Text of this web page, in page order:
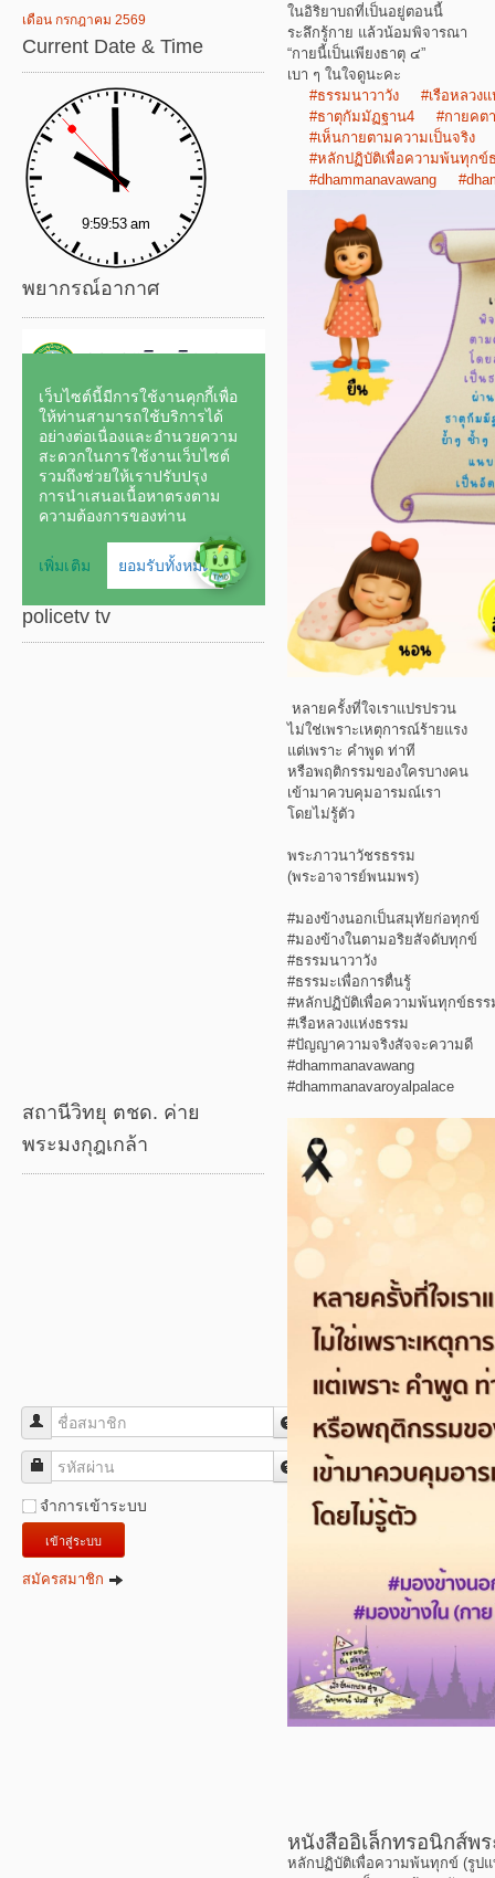
เดือน กรกฎาคม 2569
Current Date & Time
พยากรณ์อากาศ
policetv tv
สถานีวิทยุ ตชด. ค่าย
พระมงกุฎเกล้า
ชื่อสมาชิก
รหัสผ่าน
จำการเข้าระบบ
เข้าสู่ระบบ
สมัครสมาชิก
ในอิริยาบถที่เป็นอยู่ตอนนี้
ระลึกรู้กาย แล้วน้อมพิจารณา
“กายนี้เป็นเพียงธาตุ ๔”
เบา ๆ ในใจดูนะคะ
#ธรรมนาวาวัง
#เรือหลวง
#ธาตุกัมมัฏฐาน4
#กายคต
#เห็นกายตามความเป็นจริง
#หลักปฏิบัติเพื่อความพ้นทุกข์
#dhammanavawang
หลายครั้งที่ใจเราแปรปรวน
ไม่ใช่เพราะเหตุการณ์ร้ายแรง
แต่เพราะ คำพูด ท่าที
หรือพฤติกรรมของใครบางคน
เข้ามาควบคุมอารมณ์เรา
โดยไม่รู้ตัว
พระภาวนาวัชรธรรม
(พระอาจารย์พนมพร)
#มองข้างนอกเป็นสมุทัยก่อทุกข์
#มองข้างในตามอริยสัจดับทุกข์
#ธรรมนาวาวัง
#ธรรมะเพื่อการตื่นรู้
#หลักปฏิบัติเพื่อความพ้นทุกข์ธรร
#เรือหลวงแห่งธรรม
#ปัญญาความจริงสัจจะความดี
#dhammanavawang
#dhammanavaroyalpalace
หนังสืออิเล็กทรอนิกส์พ
หลักปฏิบัติเพื่อความพ้นทุกข์ (รูปแ